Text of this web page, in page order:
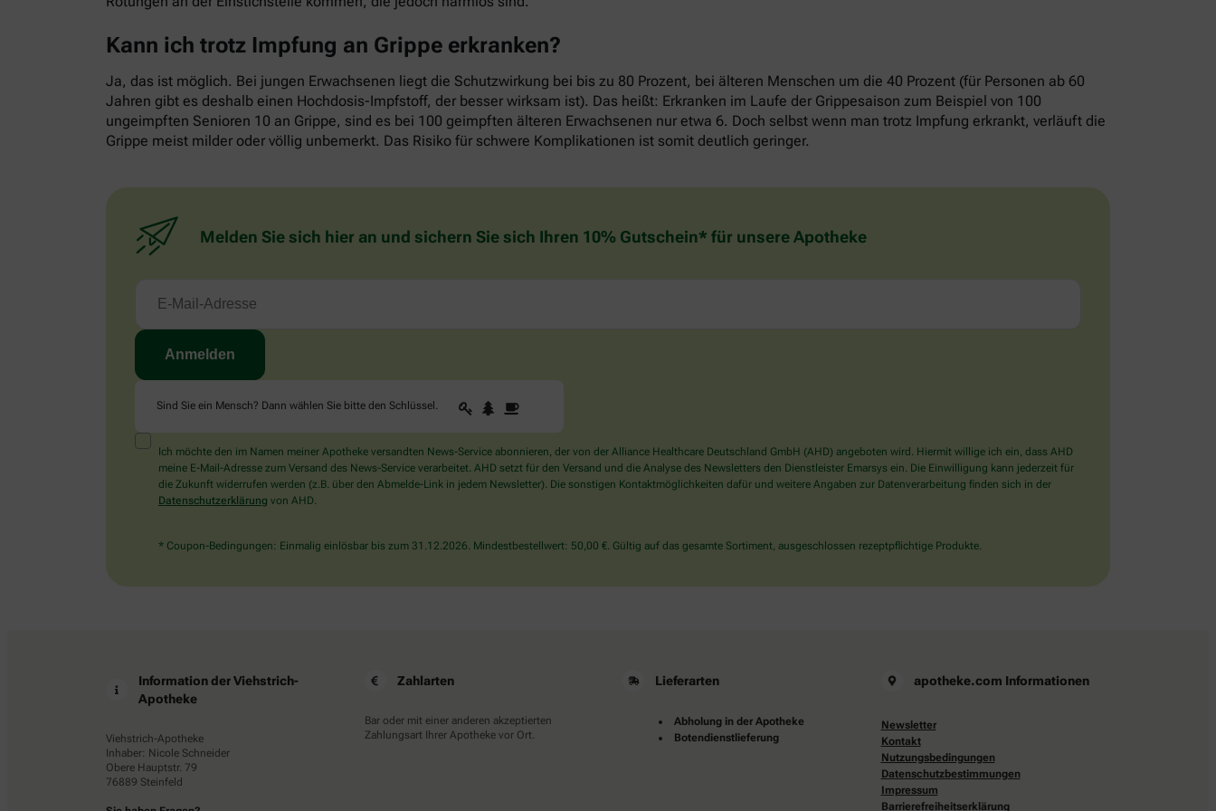
Kann ich trotz Impfung an Grippe erkranken?
Ja, das ist möglich. Bei jungen Erwachsenen liegt die Schutzwirkung bei bis zu 80 Prozent, bei älteren Menschen um die 40 Prozent (für Personen ab 60
Jahren gibt es deshalb einen Hochdosis-Impfstoff, der besser wirksam ist). Das heißt: Erkranken im Laufe der Grippesaison zum Beispiel von 100
ungeimpften Senioren 10 an Grippe, sind es bei 100 geimpften älteren Erwachsenen nur etwa 6. Doch selbst wenn man trotz Impfung erkrankt, verläuft die
Grippe meist milder oder völlig unbemerkt. Das Risiko für schwere Komplikationen ist somit deutlich geringer.
Melden Sie sich hier an und sichern Sie sich Ihren 10% Gutschein* für unsere Apotheke
Sind Sie ein Mensch? Dann wählen Sie bitte den Schlüssel .
Sind
Sie
Mensch?
Dann
wählen
Schlüssel.
1 2
Ich möchte den im Namen meiner Apotheke versandten News-Service abonnieren, der von der Alliance Healthcare Deutschland GmbH (AHD) angeboten wird. Hiermit willige ich ein, dass AHD
meine E-Mail-Adresse zum Versand des News-Service verarbeitet. AHD setzt für den Versand und die Analyse des Newsletters den Dienstleister Emarsys ein. Die Einwilligung kann jederzeit für
die Zukunft widerrufen werden (z.B. über den Abmelde-Link in jedem Newsletter). Die sonstigen Kontaktmöglichkeiten dafür und weitere Angaben zur Datenverarbeitung finden sich in der
Datenschutzerklärung von AHD.
* Coupon-Bedingungen: Einmalig einlösbar bis zum 31.12.2026. Mindestbestellwert: 50,00 €. Gültig auf das gesamte Sortiment, ausgeschlossen rezeptpflichtige Produkte.
Information der Viehstrich-
Apotheke
Viehstrich-Apotheke
Inhaber: Nicole Schneider
Obere Hauptstr. 79
76889 Steinfeld
Zahlarten
Bar oder mit einer anderen akzeptierten
Zahlungsart Ihrer Apotheke vor Ort.
Lieferarten
Abholung in der Apotheke
Botendienstlieferung
apotheke.com Informationen
Newsletter
Kontakt
Nutzungsbedingungen
Datenschutzbestimmungen
Impressum
Barrierefreiheitserklärung